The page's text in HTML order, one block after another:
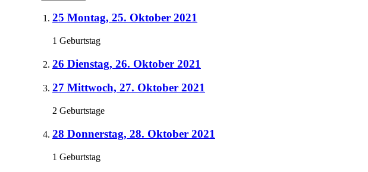
25 Montag, 25. Oktober 2021
1 Geburtstag
26 Dienstag, 26. Oktober 2021
27 Mittwoch, 27. Oktober 2021
2 Geburtstage
28 Donnerstag, 28. Oktober 2021
1 Geburtstag